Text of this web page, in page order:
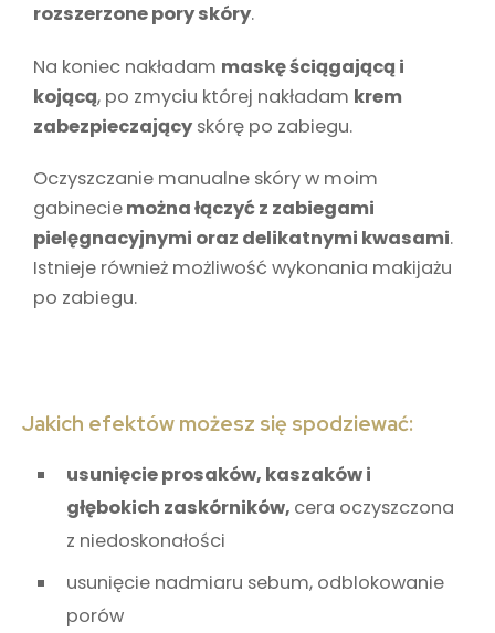
rozszerzone pory skóry.
Na koniec nakładam maskę ściągającą i
kojącą, po zmyciu której nakładam krem
zabezpieczający skórę po zabiegu.
Oczyszczanie manualne skóry w moim
gabineciemożna łączyć z zabiegami
pielęgnacyjnymi oraz delikatnymi kwasami.
Istnieje również możliwość wykonania makijażu
po zabiegu.
Jakich efektów możesz się spodziewać:
usunięcie prosaków, kaszaków i
głębokich zaskórników, cera oczyszczona
z niedoskonałości
usunięcie nadmiaru sebum, odblokowanie
porów